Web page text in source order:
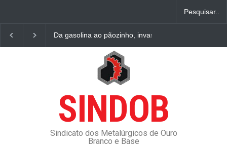
Da gasolina ao pãozinho, invasão da Ucrânia pode
SINDOB
Sindicato dos Metalúrgicos de Ouro
Branco e Base